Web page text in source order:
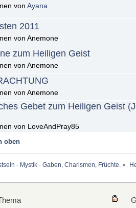
von Ayana
2011
von Anemone
zum Heiligen Geist
von Anemone
von Anemone
Gebet zum Heiligen Geist
von LoveAndPray85
oben
- Mystik - Gaben, Charismen, Früchte. »